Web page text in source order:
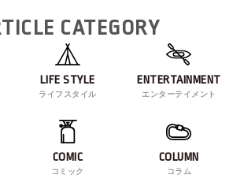
CATEGORY
LIFE STYLE
ライフスタイル
ENTERTAINMENT
エンターテイメント
COMIC
コミック
COLUMN
コラム